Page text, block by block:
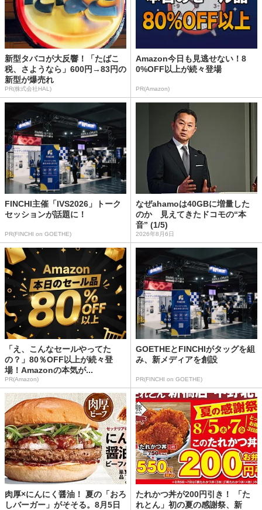
新型タバコが大反響！「たばこ
税、さようなら」600円→83円の
新型が爆売れ
PR(株式会社HAL)
Amazon今日も見逃せない！8
0%OFF以上が続々登場
PR(Amazon)
FINCHI主催「IVS2026」トーク
セッションが話題に！
PR(FINCHI on GOETHE)
なぜahamoは40GBに増量した
のか 見えてきたドコモの“本
音” (1/5)
2026年8月6日
「え、こんなセールやってた
の？」80％OFF以上が続々登
場！Amazonの本気が...
PR(Amazon)
GOETHEとFINCHIがタッグを組
み、新メディアを創設
PR(FINCHI on GOETHE)
肉厚×にんにく醤油！ 夏の「おろ
しバーガー」がそそる。8月5日
たれかつ丼が200円引き！ 「た
れとん」初の夏の感謝祭、新